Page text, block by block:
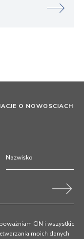
O NOWOSCIACH
CIN i wszystkie
moich danych